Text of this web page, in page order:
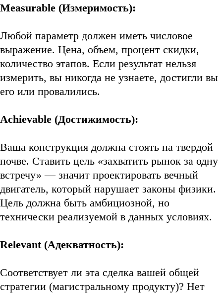
Measurable (Измеримость):
Любой параметр должен иметь числовое
выражение. Цена, объем, процент скидки,
количество этапов. Если результат нельзя
измерить, вы никогда не узнаете, достигли вы
его или провалились.
Achievable (Достижимость):
Ваша конструкция должна стоять на твердой
почве. Ставить цель «захватить рынок за одну
встречу» — значит проектировать вечный
двигатель, который нарушает законы физики.
Цель должна быть амбициозной, но
технически реализуемой в данных условиях.
Relevant (Адекватность):
Соответствует ли эта сделка вашей общей
стратегии (магистральному продукту)? Нет